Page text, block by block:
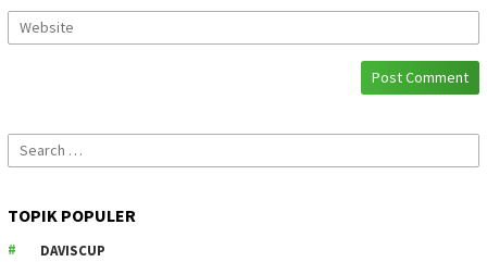
Search
for:
TOPIK POPULER
DAVISCUP